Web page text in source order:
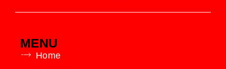
MENU
Home